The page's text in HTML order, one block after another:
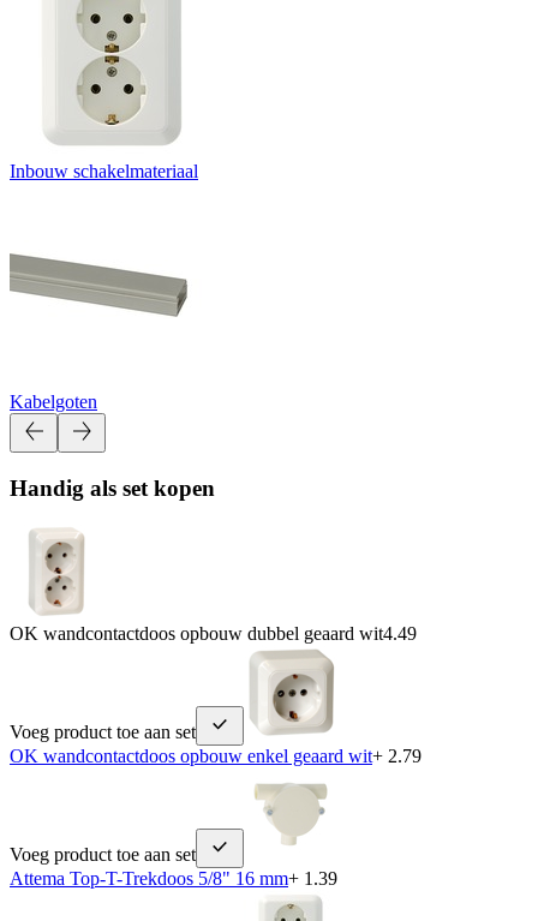
Inbouw schakelmateriaal
Kabelgoten
Handig als set kopen
OK wandcontactdoos opbouw dubbel geaard wit4.49
Voeg product toe aan set
OK wandcontactdoos opbouw enkel geaard wit+ 2.79
Voeg product toe aan set
Attema Top-T-Trekdoos 5/8" 16 mm+ 1.39